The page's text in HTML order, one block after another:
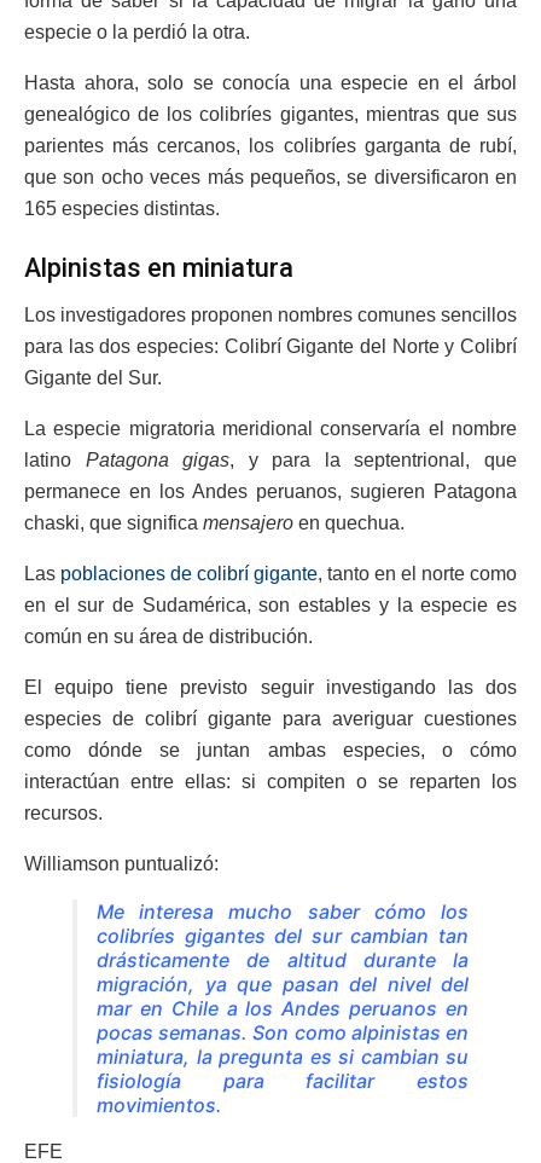
especie o la perdió la otra.
Hasta ahora, solo se conocía una especie en el árbol
genealógico de los colibríes gigantes, mientras que sus
parientes más cercanos, los colibríes garganta de rubí,
que son ocho veces más pequeños, se diversificaron en
165 especies distintas.
Alpinistas en miniatura
Los investigadores proponen nombres comunes sencillos
para las dos especies: Colibrí Gigante del Norte y Colibrí
Gigante del Sur.
La especie migratoria meridional conservaría el nombre
latino Patagona gigas, y para la septentrional, que
permanece en los Andes peruanos, sugieren Patagona
chaski, que significa mensajero en quechua.
Las poblaciones de colibrí gigante, tanto en el norte como
en el sur de Sudamérica, son estables y la especie es
común en su área de distribución.
El equipo tiene previsto seguir investigando las dos
especies de colibrí gigante para averiguar cuestiones
como dónde se juntan ambas especies, o cómo
interactúan entre ellas: si compiten o se reparten los
recursos.
Williamson puntualizó:
Me interesa mucho saber cómo los
colibríes gigantes del sur cambian tan
drásticamente de altitud durante la
migración, ya que pasan del nivel del
mar en Chile a los Andes peruanos en
pocas semanas. Son como alpinistas en
miniatura, la pregunta es si cambian su
fisiología para facilitar estos
movimientos.
EFE